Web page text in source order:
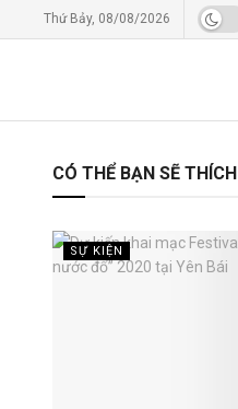
Thứ Bảy, 08/08/2026
CÓ THỂ BẠN SẼ THÍCH
SỰ KIỆN